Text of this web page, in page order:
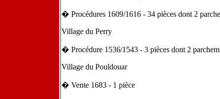
� Procédures 1609/1616 - 34 pièces dont 2
Village du Perry
� Procédure 1536/1543 - 3 pièces dont 2
Village du Pouldouar
� Vente 1683 - 1 pièce